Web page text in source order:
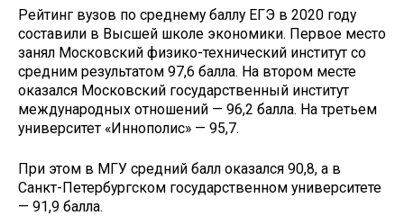
Рейтинг вузов по среднему баллу ЕГЭ в 2020 году
составили в Высшей школе экономики. Первое место
занял Московский физико-технический институт со
средним результатом 97,6 балла. На втором месте
оказался Московский государственный институт
международных отношений — 96,2 балла. На третьем
университет «Иннополис» — 95,7.
При этом в МГУ средний балл оказался 90,8, а в
Санкт-Петербургском государственном университете
— 91,9 балла.